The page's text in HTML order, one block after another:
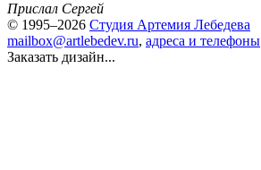
Прислал Сергей
© 1995–2026 Студия Артемия Лебедева
mailbox@artlebedev.ru, адреса и телефоны
Заказать дизайн...